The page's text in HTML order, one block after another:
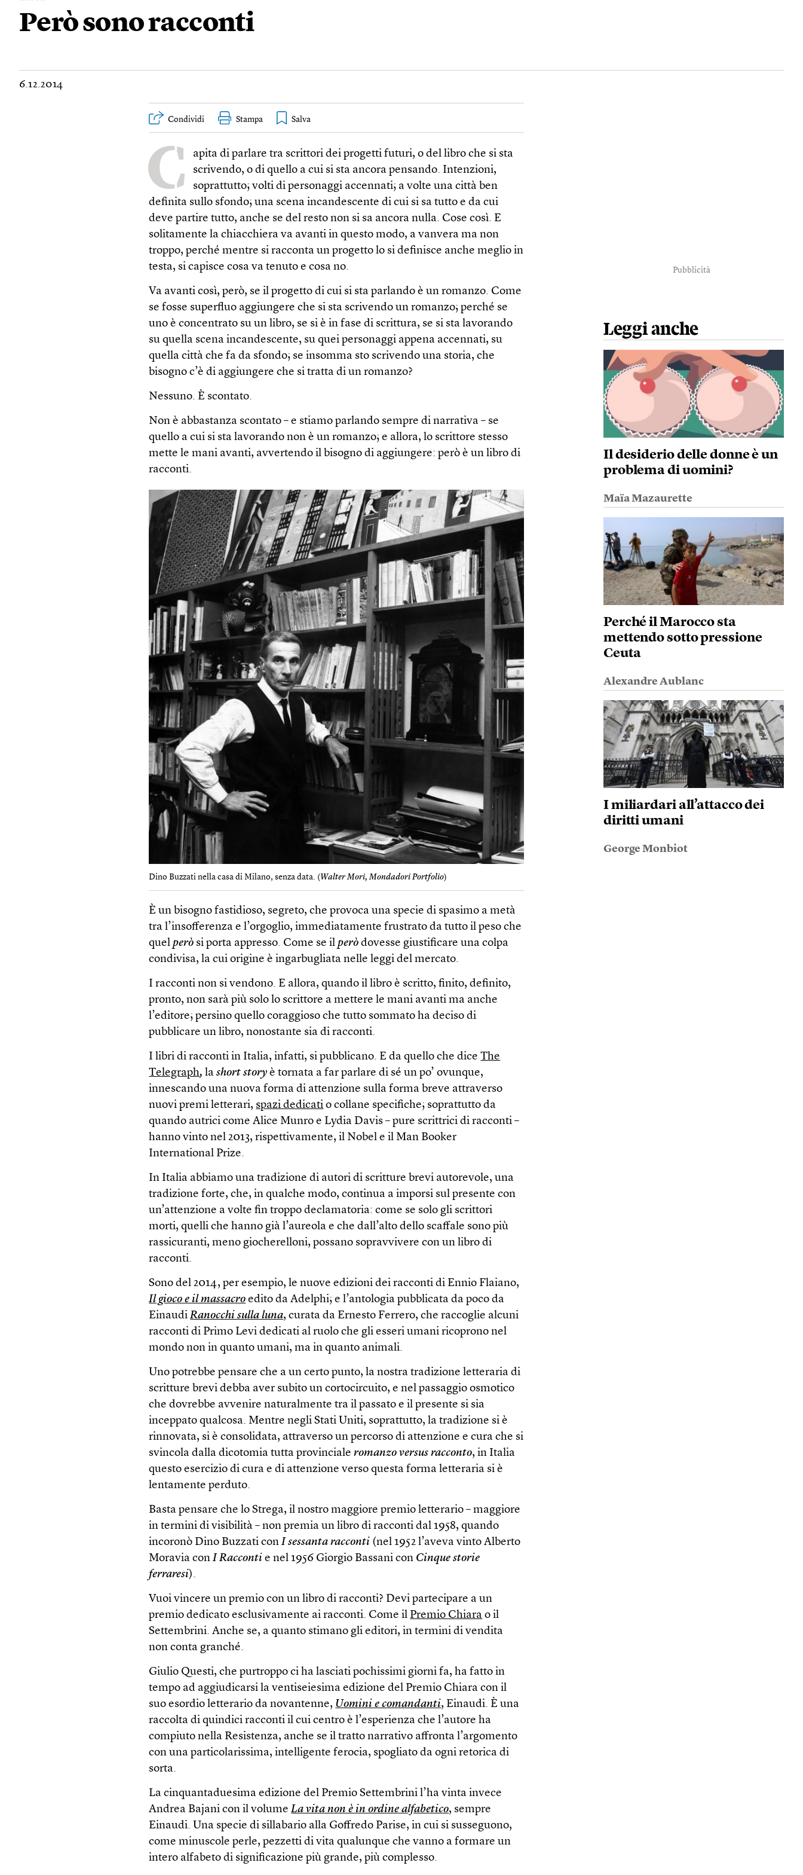
Però sono racconti
6.12.2014
Condividi Stampa
C
apita di parlare tra scrittori dei progetti futuri, o del libro che si sta
scrivendo, o di quello a cui si sta ancora pensando. Intenzioni,
soprattutto; volti di personaggi accennati; a volte una città ben
definita sullo sfondo; una scena incandescente di cui si sa tutto e da cui
deve partire tutto, anche se del resto non si sa ancora nulla. Cose così. E
solitamente la chiacchiera va avanti in questo modo, a vanvera ma non
troppo, perché mentre si racconta un progetto lo si definisce anche meglio in
testa, si capisce cosa va tenuto e cosa no.
Va avanti così, però, se il progetto di cui si sta parlando è un romanzo. Come
se fosse superfluo aggiungere che si sta scrivendo un romanzo; perché se
uno è concentrato su un libro, se si è in fase di scrittura, se si sta lavorando
su quella scena incandescente, su quei personaggi appena accennati, su
quella città che fa da sfondo; se insomma sto scrivendo una storia, che
bisogno c’è di aggiungere che si tratta di un romanzo?
Nessuno. È scontato.
Non è abbastanza scontato – e stiamo parlando sempre di narrativa – se
quello a cui si sta lavorando non è un romanzo; e allora, lo scrittore stesso
mette le mani avanti, avvertendo il bisogno di aggiungere: però è un libro di
racconti.
Dino Buzzati nella casa di Milano, senza data. ( Walter Mori, Mondadori Portfolio)
È un bisogno fastidioso, segreto, che provoca una specie di spasimo a metà
tra l’insofferenza e l’orgoglio, immediatamente frustrato da tutto il peso che
quelperò si porta appresso. Come se ilperò dovesse giustificare una colpa
condivisa, la cui origine è ingarbugliata nelle leggi del mercato.
I racconti non si vendono. E allora, quando il libro è scritto, finito, definito,
pronto, non sarà più solo lo scrittore a mettere le mani avanti ma anche
l’editore; persino quello coraggioso che tutto sommato ha deciso di
pubblicare un libro, nonostante sia di racconti.
I libri di racconti in Italia, infatti, si pubblicano. E da quello che diceThe
Telegraph, lashort story è tornata a far parlare di sé un po’ ovunque,
innescando una nuova forma di attenzione sulla forma breve attraverso
nuovi premi letterari, spazi dedicati o collane specifiche; soprattutto da
quando autrici come Alice Munro e Lydia Davis – pure scrittrici di racconti –
hanno vinto nel 2013, rispettivamente, il Nobel e il Man Booker
International Prize.
In Italia abbiamo una tradizione di autori di scritture brevi autorevole, una
tradizione forte, che, in qualche modo, continua a imporsi sul presente con
un’attenzione a volte fin troppo declamatoria: come se solo gli scrittori
morti, quelli che hanno già l’aureola e che dall’alto dello scaffale sono più
rassicuranti, meno giocherelloni, possano sopravvivere con un libro di
racconti.
Sono del 2014, per esempio, le nuove edizioni dei racconti di Ennio Flaiano,
Il gioco e il massacro edito da Adelphi; e l’antologia pubblicata da poco da
EinaudiRanocchi sulla luna, curata da Ernesto Ferrero, che raccoglie alcuni
racconti di Primo Levi dedicati al ruolo che gli esseri umani ricoprono nel
mondo non in quanto umani, ma in quanto animali.
Uno potrebbe pensare che a un certo punto, la nostra tradizione letteraria di
scritture brevi debba aver subito un cortocircuito, e nel passaggio osmotico
che dovrebbe avvenire naturalmente tra il passato e il presente si sia
inceppato qualcosa. Mentre negli Stati Uniti, soprattutto, la tradizione si è
rinnovata, si è consolidata, attraverso un percorso di attenzione e cura che si
svincola dalla dicotomia tutta provincialeromanzo versus racconto, in Italia
questo esercizio di cura e di attenzione verso questa forma letteraria si è
lentamente perduto.
Basta pensare che lo Strega, il nostro maggiore premio letterario – maggiore
in termini di visibilità – non premia un libro di racconti dal 1958, quando
incoronò Dino Buzzati conI sessanta racconti (nel 1952 l’aveva vinto Alberto
Moravia conI Racconti e nel 1956 Giorgio Bassani con Cinque storie
ferraresi).
Vuoi vincere un premio con un libro di racconti? Devi partecipare a un
premio dedicato esclusivamente ai racconti. Come il Premio Chiara o il
Settembrini. Anche se, a quanto stimano gli editori, in termini di vendita
non conta granché.
Giulio Questi, che purtroppo ci ha lasciati pochissimi giorni fa, ha fatto in
tempo ad aggiudicarsi la ventiseiesima edizione del Premio Chiara con il
suo esordio letterario da novantenne, Uomini e comandanti, Einaudi. È una
raccolta di quindici racconti il cui centro è l’esperienza che l’autore ha
compiuto nella Resistenza, anche se il tratto narrativo affronta l’argomento
con una particolarissima, intelligente ferocia, spogliato da ogni retorica di
sorta.
La cinquantaduesima edizione del Premio Settembrini l’ha vinta invece
Andrea Bajani con il volumeLa vita non è in ordine alfabetico, sempre
Einaudi. Una specie di sillabario alla Goffredo Parise, in cui si susseguono,
come minuscole perle, pezzetti di vita qualunque che vanno a formare un
intero alfabeto di significazione più grande, più complesso.
Pubblicità
Leggi anche
Il desiderio delle donne è un
problema di uomini?
Maïa Mazaurette
Perché il Marocco sta
mettendo sotto pressione
Ceuta
Alexandre Aublanc
I miliardari all’attacco dei
diritti umani
George Monbiot